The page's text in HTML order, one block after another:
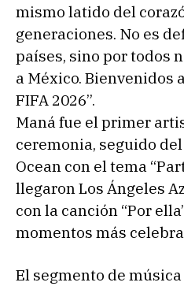
mismo latido del
generaciones. No es
países, sino por todos
a México. Bienvenidos
FIFA 2026”.
Maná fue el primer
ceremonia, seguido
Ocean con el tema
llegaron Los Ángeles
con la canción “Por
momentos más
El segmento de